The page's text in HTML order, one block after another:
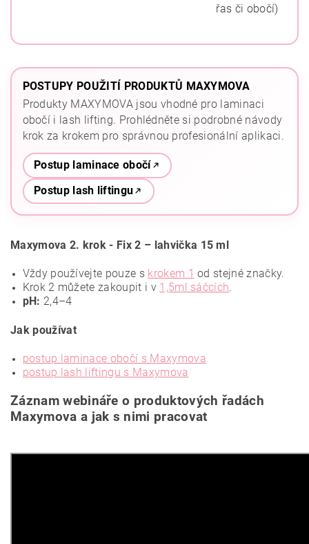
řas či obočí)
POSTUPY POUŽITÍ PRODUKTŮ MAXYMOVA
Produkty MAXYMOVA jsou vhodné pro laminaci
obočí i lash lifting. Prohlédněte si podrobné návody
krok za krokem pro správnou profesionální aplikaci.
Postup laminace obočí
Postup lash liftingu
Maxymova 2. krok - Fix 2 – lahvička 15 ml
Vždy používejte pouze s krokem 1 od stejné značky.
Krok 2 můžete zakoupit i v 1,5ml sáčcích.
pH: 2,4–4
Jak používat
postup laminace obočí s Maxymova
postup lash liftingu s Maxymova
Záznam webináře o produktových řadách
Maxymova a jak s nimi pracovat